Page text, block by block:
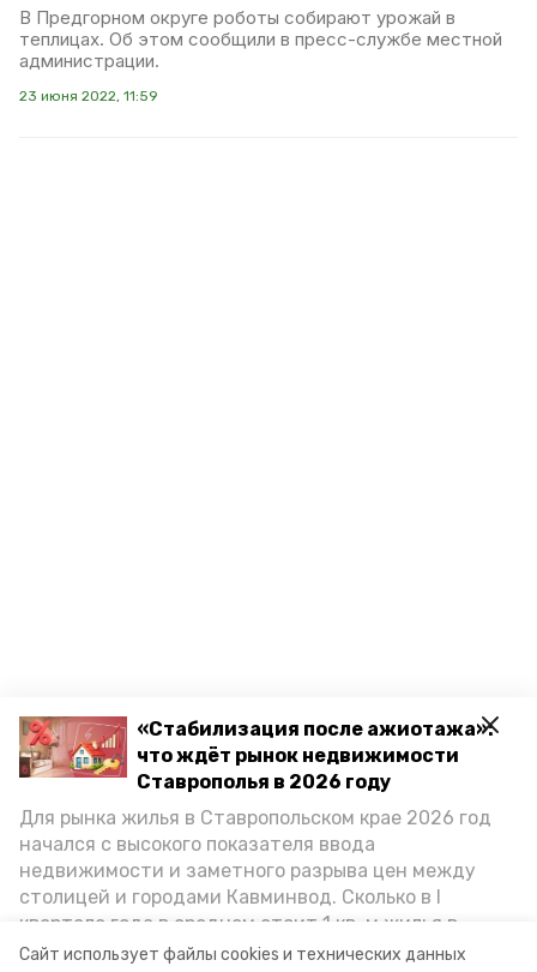
Сайт использует файлы cookies и технических данных
«Стабилизация после ажиотажа»:
что ждёт рынок недвижимости
Ставрополья в 2026 году
Для рынка жилья в Ставропольском крае 2026 год
начался с высокого показателя ввода
недвижимости и заметного разрыва цен между
столицей и городами Кавминвод. Сколько в I
квартале года в среднем стоит 1 кв. м жилья в
городах и округах региона, как изменился спрос на
В Предгорном округе роботы собирают урожай в
теплицах. Об этом сообщили в пресс-службе местной
администрации.
23 июня 2022, 11:59